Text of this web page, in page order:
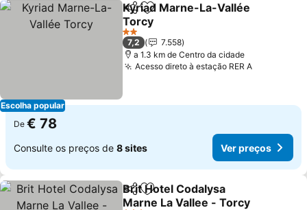
Escolha popular
PartilharAdicionar aos favoritos
Kyriad Marne-La-Vallée
Torcy
2 Estrelas
7,2
7.558
a 1.3 km de Centro da cidade
Acesso direto à estação RER A
De € 78
Consulte os preços de 8 sites Ver preços
PartilharAdicionar aos favoritos
Brit Hotel Codalysa
Marne La Vallee - Torcy